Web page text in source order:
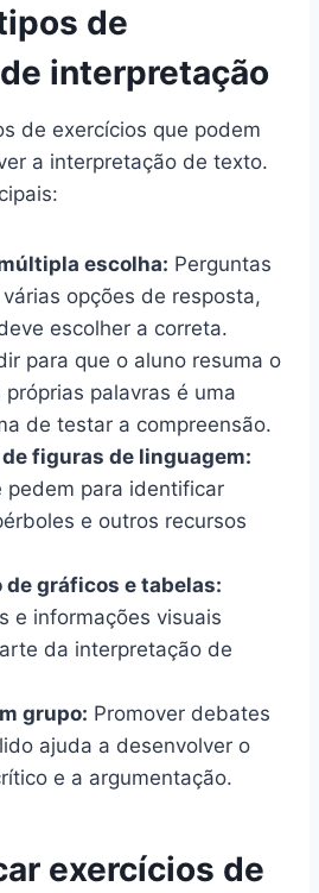
de
interpretação
de exercícios que podem
a interpretação de texto.
escolha: Perguntas
opções de resposta,
escolher a correta.
para que o aluno resuma o
palavras é uma
de testar a compreensão.
figuras de linguagem:
pedem para identificar
e outros recursos
gráficos e tabelas:
e informações visuais
da interpretação de
grupo: Promover debates
ajuda a desenvolver o
e a argumentação.
exercícios de